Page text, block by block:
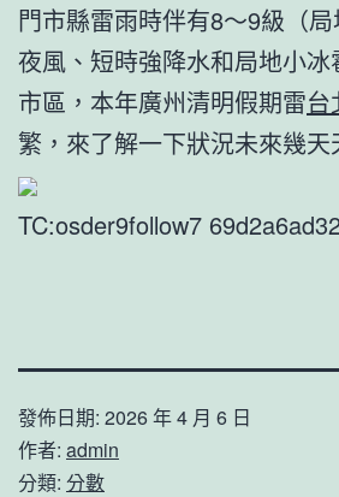
門市縣雷雨時伴有8～9級（
夜風、短時強降水和局地小冰
市區，本年廣州清明假期雷台
繁，來了解一下狀況未來幾
TC:osder9follow7
發佈日期: 2026 年 4 月 6 日
作者: admin
分類: 分數